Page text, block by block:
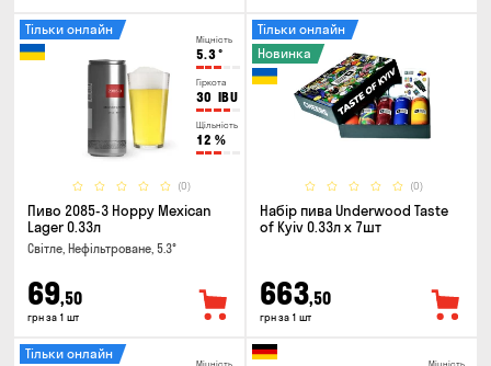
Міцність
5.3°
Гіркота
30 IBU
Щільність
12 %
(0)
Тільки онлайн
Пиво 2085-3 Hoppy Mexican
Lager 0.33л
Світле, Нефільтроване, 5.3°
69,50
грн за 1 шт
(0)
Тільки онлайн
Новинка
Набір пива Underwood Taste
of Kyiv 0.33л x 7шт
663,50
грн за 1 шт
Міцність
Тільки онлайн
Міцність